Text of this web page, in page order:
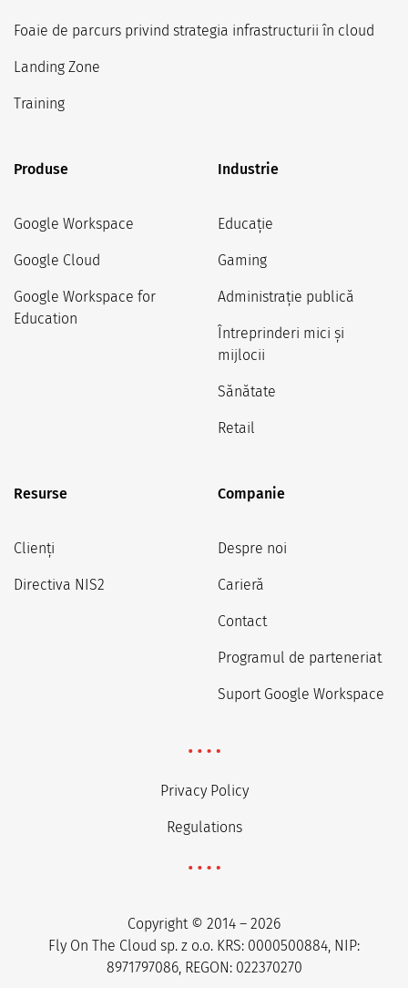
Foaie de parcurs privind strategia infrastructurii în cloud
Landing Zone
Training
Produse
Google Workspace
Google Cloud
Google Workspace for
Education
Industrie
Educație
Gaming
Administrație publică
Întreprinderi mici și
mijlocii
Sănătate
Retail
Resurse
Clienți
Directiva NIS2
Companie
Despre noi
Carieră
Contact
Programul de parteneriat
Suport Google Workspace
Privacy Policy
Regulations
Copyright © 2014 – 2026
Fly On The Cloud sp. z o.o. KRS: 0000500884, NIP:
8971797086, REGON: 022370270